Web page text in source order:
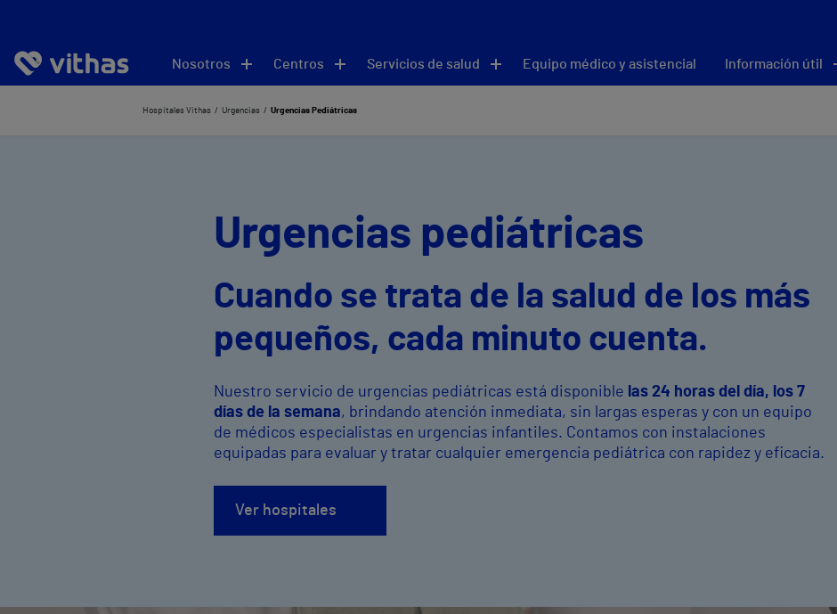
Nosotros Centros Servicios de salud Equipo médico y asistencial Información útil
Hospitales Vithas Urgencias Urgencias Pediátricas
Urgencias pediátricas
Cuando se trata de la salud de los más
pequeños, cada minuto cuenta.
Nuestro servicio de urgencias pediátricas está disponible las 24 horas del día, los 7
días de la semana, brindando atención inmediata, sin largas esperas y con un equipo
de médicos especialistas en urgencias infantiles. Contamos con instalaciones
equipadas para evaluar y tratar cualquier emergencia pediátrica con rapidez y eficacia.
Ver hospitales